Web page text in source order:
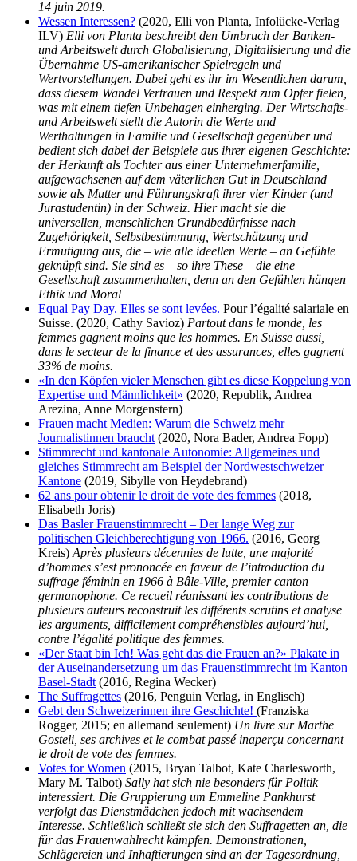
14 juin 2019.
Wessen Interessen? (2020, Elli von Planta, Infolücke-Verlag
ILV) Elli von Planta beschreibt den Umbruch der Banken-
und Arbeitswelt durch Globalisierung, Digitalisierung und die
Übernahme US-amerikanischer Spielregeln und
Wertvorstellungen. Dabei geht es ihr im Wesentlichen darum,
dass diesem Wandel Vertrauen und Respekt zum Opfer fielen,
was mit einem tiefen Unbehagen einherging. Der Wirtschafts-
und Arbeitswelt stellt die Autorin die Werte und
Werthaltungen in Familie und Gesellschaft gegenüber und
bedient sich dabei der Beispiele aus ihrer eigenen Geschichte:
der Herkunft als Tochter aus einer Unternehmerfamilie,
aufgewachsenen auf dem väterlichen Gut in Deutschland
sowie als Mutter und Führungskraft ihrer vier Kinder (und
Jurastudentin) in der Schweiz. Hier macht sie die
universellen, menschlichen Grundbedürfnisse nach
Zugehörigkeit, Selbstbestimmung, Wertschätzung und
Ermutigung aus, die – wie alle ideellen Werte – an Gefühle
geknüpft sind. Sie sind es – so ihre These – die eine
Gesellschaft zusammenhalten, denn an den Gefühlen hängen
Ethik und Moral
Equal Pay Day. Elles se sont levées. Pour l’égalité salariale en
Suisse. (2020, Cathy Savioz) Partout dans le monde, les
femmes gagnent moins que les hommes. En Suisse aussi,
dans le secteur de la finance et des assurances, elles gagnent
33% de moins.
«In den Köpfen vieler Menschen gibt es diese Koppelung von
Expertise und Männlichkeit» (2020, Republik, Andrea
Arezina, Anne Morgenstern)
Frauen macht Medien: Warum die Schweiz mehr
Journalistinnen braucht (2020, Nora Bader, Andrea Fopp)
Stimmrecht und kantonale Autonomie: Allgemeines und
gleiches Stimmrecht am Beispiel der Nordwestschweizer
Kantone (2019, Sibylle von Heydebrand)
62 ans pour obtenir le droit de vote des femmes (2018,
Elisabeth Joris)
Das Basler Frauenstimmrecht – Der lange Weg zur
politischen Gleichberechtigung von 1966. (2016, Georg
Kreis) Après plusieurs décennies de lutte, une majorité
d’hommes s’est prononcée en faveur de l’introduction du
suffrage féminin en 1966 à Bâle-Ville, premier canton
germanophone. Ce recueil réunissant les contributions de
plusieurs auteurs reconstruit les différents scrutins et analyse
les arguments, difficilement compréhensibles aujourd’hui,
contre l’égalité politique des femmes.
«Der Staat bin Ich! Was geht das die Frauen an?» Plakate in
der Auseinandersetzung um das Frauenstimmrecht im Kanton
Basel-Stadt (2016, Regina Wecker)
The Suffragettes (2016, Penguin Verlag, in Englisch)
Gebt den Schweizerinnen ihre Geschichte! (Franziska
Rogger, 2015; en allemand seulement) Un livre sur Marthe
Gosteli, ses archives et le combat passé inaperçu concernant
le droit de vote des femmes.
Votes for Women (2015, Bryan Talbot, Kate Charlesworth,
Mary M. Talbot) Sally hat sich nie besonders für Politik
interessiert. Die Gruppierung um Emmeline Pankhurst
verfolgt das Dienstmädchen jedoch mit wachsendem
Interesse. Schließlich schließt sie sich den Suffragetten an, die
für das Frauenwahlrecht kämpfen. Demonstrationen,
Schlägereien und Inhaftierungen sind an der Tagesordnung,